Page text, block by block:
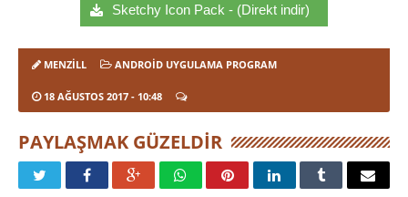
Sketchy Icon Pack - (Direkt indir)
MENZILL ANDROID UYGULAMA PROGRAM
18 AĞUSTOS 2017 - 10:48
PAYLAŞMAK GÜZELDIR